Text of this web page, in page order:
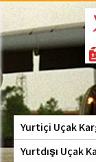
Skip
to
content
Hava
|
Uçak Kargo
Yurtiçi Uçak
Yurtdışı Uçak